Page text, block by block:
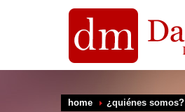
home ¿quiénes somos?